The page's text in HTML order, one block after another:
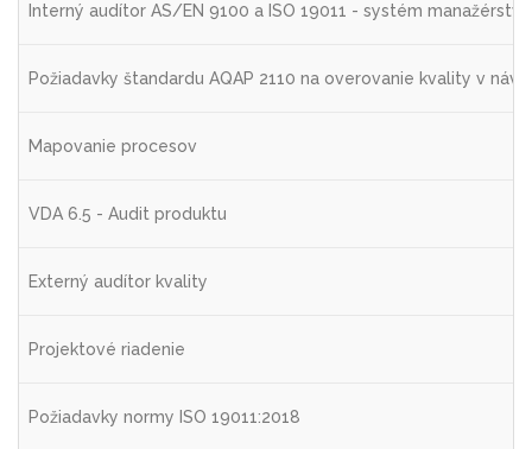
Interný audítor AS/EN 9100 a ISO 19011 - systém
Požiadavky štandardu AQAP 2110 na overovanie kvality v
Mapovanie procesov
VDA 6.5 - Audit produktu
Externý audítor kvality
Projektové riadenie
Požiadavky normy ISO 19011:2018